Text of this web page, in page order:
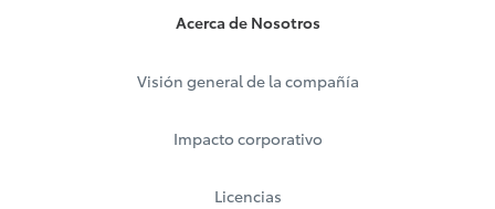
Acerca de Nosotros
Visión general de la compañía
Impacto corporativo
Licencias